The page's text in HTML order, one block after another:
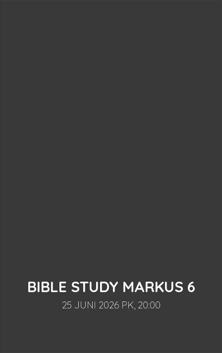
BIBLE STUDY MARKUS 6
25 JUNI 2026 PK, 20:00